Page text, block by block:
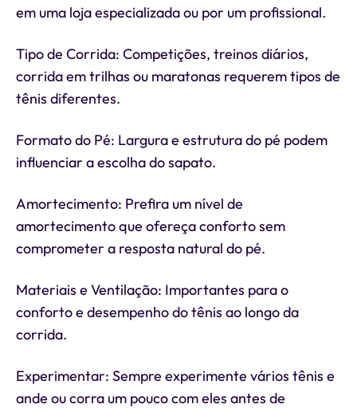
em uma loja especializada ou por um profissional.
Tipo de Corrida: Competições, treinos diários,
corrida em trilhas ou maratonas requerem tipos de
tênis diferentes.
Formato do Pé: Largura e estrutura do pé podem
influenciar a escolha do sapato.
Amortecimento: Prefira um nível de
amortecimento que ofereça conforto sem
comprometer a resposta natural do pé.
Materiais e Ventilação: Importantes para o
conforto e desempenho do tênis ao longo da
corrida.
Experimentar: Sempre experimente vários tênis e
ande ou corra um pouco com eles antes de